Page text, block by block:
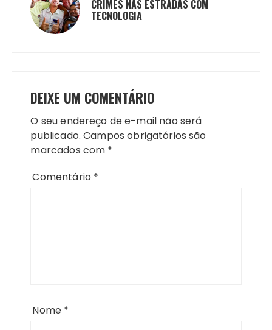
CRIMES NAS ESTRADAS COM
TECNOLOGIA
DEIXE UM COMENTÁRIO
O seu endereço de e-mail não será
publicado. Campos obrigatórios são
marcados com *
Comentário *
Nome *